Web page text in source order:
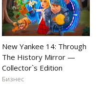
New Yankee 14: Through
The History Mirror —
Collector`s Edition
Бизнес